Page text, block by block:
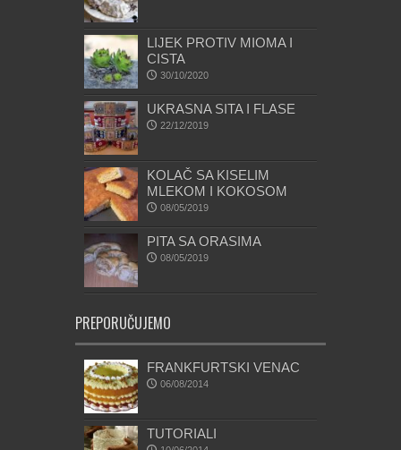
LIJEK PROTIV MIOMA I
CISTA
30/10/2020
UKRASNA SITA I FLASE
22/12/2019
KOLAČ SA KISELIM
MLEKOM I KOKOSOM
08/05/2019
PITA SA ORASIMA
08/05/2019
PREPORUČUJEMO
FRANKFURTSKI VENAC
06/08/2014
TUTORIALI